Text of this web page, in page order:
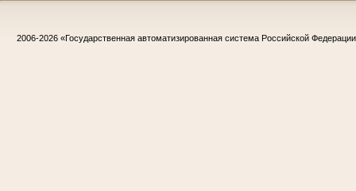
2006-2026 «Государственная автоматизированная система Российской